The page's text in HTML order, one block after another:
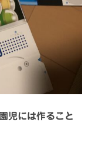
児には作ること